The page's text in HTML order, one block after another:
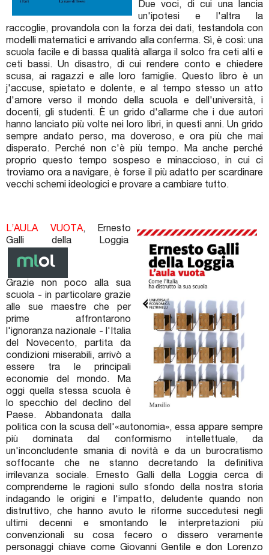
Due voci, di cui una lancia
un'ipotesi e l'altra la
raccoglie, provandola con la forza dei dati, testandola con
modelli matematici e arrivando alla conferma. Sì, è così: una
scuola facile e di bassa qualità allarga il solco fra ceti alti e
ceti bassi. Un disastro, di cui rendere conto e chiedere
scusa, ai ragazzi e alle loro famiglie. Questo libro è un
j'accuse, spietato e dolente, e al tempo stesso un atto
d'amore verso il mondo della scuola e dell'università, i
docenti, gli studenti. È un grido d'allarme che i due autori
hanno lanciato più volte nei loro libri, in questi anni. Un grido
sempre andato perso, ma doveroso, e ora più che mai
disperato. Perché non c'è più tempo. Ma anche perché
proprio questo tempo sospeso e minaccioso, in cui ci
troviamo ora a navigare, è forse il più adatto per scardinare
vecchi schemi ideologici e provare a cambiare tutto.
L’AULA VUOTA, Ernesto
Galli della Loggia
Grazie non poco alla sua
scuola - in particolare grazie
alle sue maestre che per
prime affrontarono
l'ignoranza nazionale - l'Italia
del Novecento, partita da
condizioni miserabili, arrivò a
essere tra le principali
economie del mondo. Ma
oggi quella stessa scuola è
lo specchio del declino del
Paese. Abbandonata dalla
politica con la scusa dell'«autonomia», essa appare sempre
più dominata dal conformismo intellettuale, da
un'inconcludente smania di novità e da un burocratismo
soffocante che ne stanno decretando la definitiva
irrilevanza sociale. Ernesto Galli della Loggia cerca di
comprenderne le ragioni sullo sfondo della nostra storia
indagando le origini e l'impatto, deludente quando non
distruttivo, che hanno avuto le riforme succedutesi negli
ultimi decenni e smontando le interpretazioni più
convenzionali su cosa fecero o dissero veramente
personaggi chiave come Giovanni Gentile e don Lorenzo